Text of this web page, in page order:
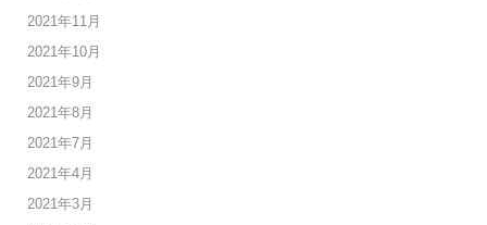
2021年11月
2021年10月
2021年9月
2021年8月
2021年7月
2021年4月
2021年3月